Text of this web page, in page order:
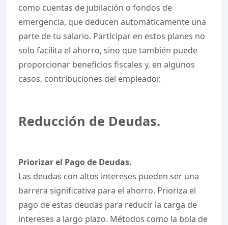
como cuentas de jubilación o fondos de
emergencia, que deducen automáticamente una
parte de tu salario. Participar en estos planes no
solo facilita el ahorro, sino que también puede
proporcionar beneficios fiscales y, en algunos
casos, contribuciones del empleador.
Reducción de Deudas.
Priorizar el Pago de Deudas.
Las deudas con altos intereses pueden ser una
barrera significativa para el ahorro. Prioriza el
pago de estas deudas para reducir la carga de
intereses a largo plazo. Métodos como la bola de